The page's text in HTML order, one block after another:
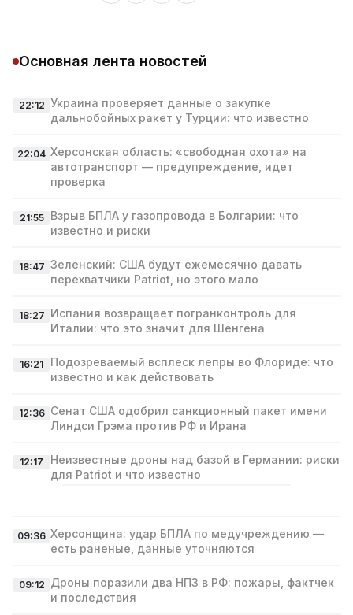
Основная лента новостей
22:12 Украина проверяет данные о закупке
дальнобойных ракет у Турции: что известно
22:04 Херсонская область: «свободная охота» на
автотранспорт — предупреждение, идет
проверка
21:55
Взрыв БПЛА у газопровода в Болгарии: что
известно и риски
18:47 Зеленский: США будут ежемесячно давать
перехватчики Patriot, но этого мало
18:27 Испания возвращает погранконтроль для
Италии: что это значит для Шенгена
16:21
Подозреваемый всплеск лепры во Флориде: что
известно и как действовать
12:36 Сенат США одобрил санкционный пакет имени
Линдси Грэма против РФ и Ирана
12:17
Неизвестные дроны над базой в Германии: риски
для Patriot и что известно
09:36 Херсонщина: удар БПЛА по медучреждению —
есть раненые, данные уточняются
09:12 Дроны поразили два НПЗ в РФ: пожары, фактчек
и последствия